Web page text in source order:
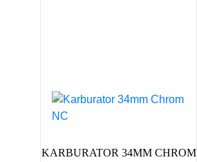
KARBURATOR 34MM CHROM